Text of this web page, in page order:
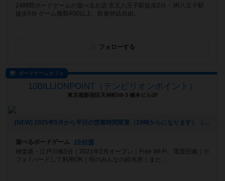
24時間ボードゲームが遊べるお店 京王八王子駅徒歩2分・JR八王子駅
徒歩5分 ゲーム種類400以上、飲食持込自由。
フォローする
ボードゲームカフェ
10BILLIONPOINT（テンビリオンポイント）
東京都新宿区天神町68-3 橋本ビル2F
[NEW] 2025年5月から平日の営業時間変更（19時からになります）（2025年06月20日 16時25分）
遊べるボードゲーム
1040個
神楽坂・江戸川橋5分｜2021年2月オープン｜Free Wi-Fi、電源完備｜カ
フェ / バーとして利用OK｜街のみんなの給水所｜また...